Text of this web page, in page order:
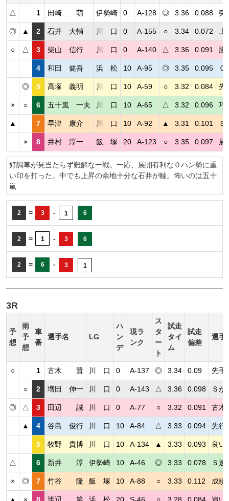
△ 1 田崎 萌 伊勢崎 0 A-128 ◎ 3.36 0.088 突
◎ ▲ 2 石井 大輔 川 口 0 A-155 ○ 3.34 0.072
○ △ 3 柴山 信行 川 口 0 A-140 △ 3.36 0.091 勝
4 和田 健吾 浜 松 10 A-95 ◎ 3.35 0.095 ０
◎ 5 高塚 義明 川 口 10 A-59 ○ 3.32 0.084 先
× ○ 6 五十嵐 一夫 川 口 10 A-65 △ 3.32 0.096 巧
▲ 7 早津 康介 川 口 10 A-92 ▲ 3.31 0.101 Ｓ
× 8 井村 淳一 飯 塚 20 A-123 ○ 3.35 0.097 展
好調車が見当たらず難解な一戦。一応、展開有利な０ハン勢に重
い印を打った。中でも上昇の余地十分な石井が軸。怖いのは五十
嵐
2 = 3 - 1 6
2 = 1 - 3 6
2 = 6 - 3 1
3R
予
想
雨
予
想
車
番
選手名 LG
ハ
ン
デ
現ラ
ンク
ス
タ
ー
ト
試走
タイ
ム
試走
偏差
選手
○ 1 古木 賢 川 口 0 A-137 ◎ 3.34 0.09 先手
○ 2 増田 伸一 川 口 0 A-143 △ 3.36 0.098 Ｓが
◎ △ 3 田辺 誠 川 口 0 A-77 ○ 3.32 0.091 古木
▲ 4 谷島 俊行 川 口 10 A-84 △ 3.33 0.094 先行
5 牧野 貴博 川 口 10 A-134 ▲ 3.33 0.093 良い
△ 6 新井 淳 伊勢崎 10 A-46 ◎ 3.33 0.078 Ｓ速
× ◎ 7 竹谷 隆 飯 塚 10 A-88 ○ 3.33 0.112 成績
▲ × 8 渡辺 篤 浜 松 20 S-46 ○ 3.28 0.084 追い